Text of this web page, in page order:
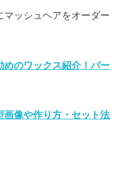
マッシュヘアをオーダー
めのワックス紹介！パー
画像や作り方・セット法